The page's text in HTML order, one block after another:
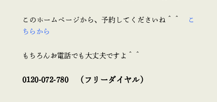
このホームページから、予約してくださいね＾＾
こ
ちらから
もちろんお電話でも大丈夫ですよ＾＾
0120-072-780 （フリーダイヤル）